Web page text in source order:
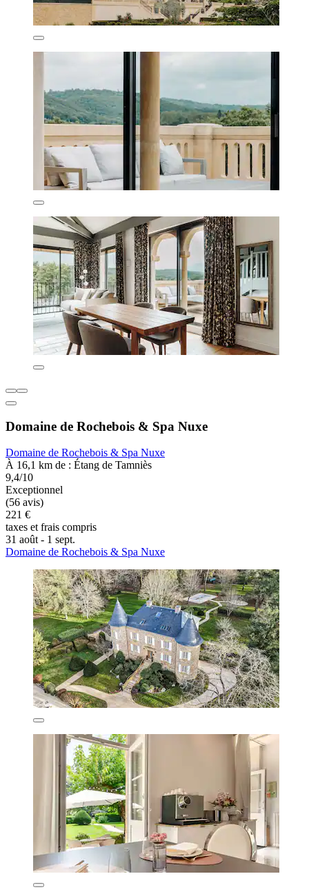
Domaine de Rochebois & Spa Nuxe
Domaine de Rochebois & Spa Nuxe
À 16,1 km de : Étang de Tamniès
9,4/10
Exceptionnel
(56 avis)
221 €
taxes et frais compris
31 août - 1 sept.
Domaine de Rochebois & Spa Nuxe